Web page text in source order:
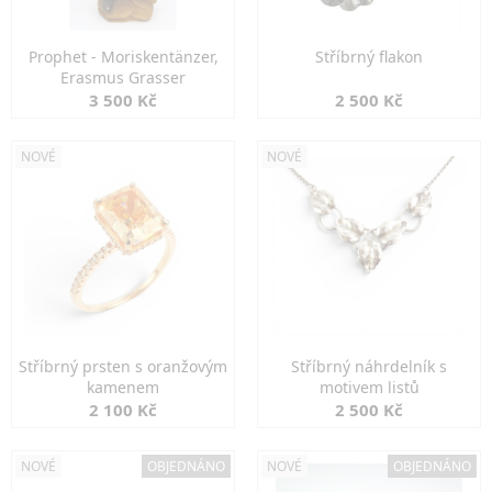
Prophet - Moriskentänzer,
Erasmus Grasser
3 500 Kč
Stříbrný flakon
2 500 Kč
NOVÉ
Stříbrný prsten s oranžovým
kamenem
2 100 Kč
NOVÉ
Stříbrný náhrdelník s
motivem listů
2 500 Kč
NOVÉ OBJEDNÁNO NOVÉ OBJEDNÁNO